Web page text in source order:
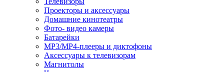
Проекторы и аксессуары
Домашние кинотеатры
Фото- видео камеры
Батарейки
MP3/MP4-плееры и диктофоны
Аксессуары к телевизорам
Магнитолы